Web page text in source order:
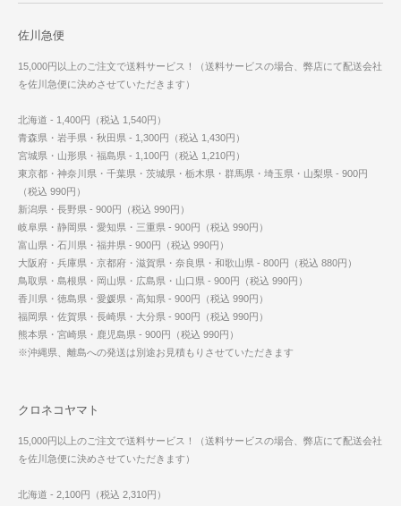
佐川急便
15,000円以上のご注文で送料サービス！（送料サービスの場合、弊店にて配送会社
を佐川急便に決めさせていただきます）
北海道 - 1,400円（税込 1,540円）
青森県・岩手県・秋田県 - 1,300円（税込 1,430円）
宮城県・山形県・福島県 - 1,100円（税込 1,210円）
東京都・神奈川県・千葉県・茨城県・栃木県・群馬県・埼玉県・山梨県 - 900円
（税込 990円）
新潟県・長野県 - 900円（税込 990円）
岐阜県・静岡県・愛知県・三重県 - 900円（税込 990円）
富山県・石川県・福井県 - 900円（税込 990円）
大阪府・兵庫県・京都府・滋賀県・奈良県・和歌山県 - 800円（税込 880円）
鳥取県・島根県・岡山県・広島県・山口県 - 900円（税込 990円）
香川県・徳島県・愛媛県・高知県 - 900円（税込 990円）
福岡県・佐賀県・長崎県・大分県 - 900円（税込 990円）
熊本県・宮崎県・鹿児島県 - 900円（税込 990円）
※沖縄県、離島への発送は別途お見積もりさせていただきます
クロネコヤマト
15,000円以上のご注文で送料サービス！（送料サービスの場合、弊店にて配送会社
を佐川急便に決めさせていただきます）
北海道 - 2,100円（税込 2,310円）